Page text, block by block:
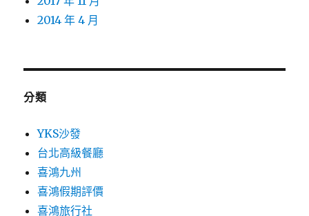
2014 年 4 月
分類
YKS沙發
台北高級餐廳
喜鴻九州
喜鴻假期評價
喜鴻旅行社